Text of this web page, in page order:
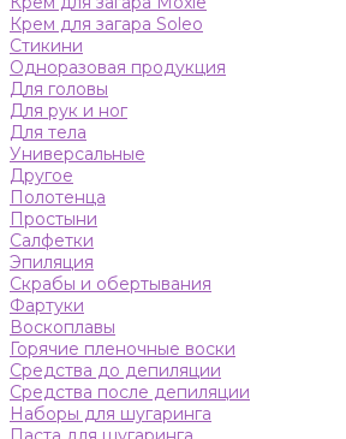
Крем для загара Soleo
Стикини
Одноразовая продукция
Для головы
Для рук и ног
Для тела
Универсальные
Другое
Полотенца
Простыни
Салфетки
Эпиляция
Скрабы и обертывания
Фартуки
Воскоплавы
Горячие пленочные воски
Средства до депиляции
Средства после депиляции
Наборы для шугаринга